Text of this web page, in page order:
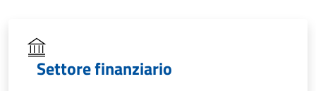
Settore finanziario